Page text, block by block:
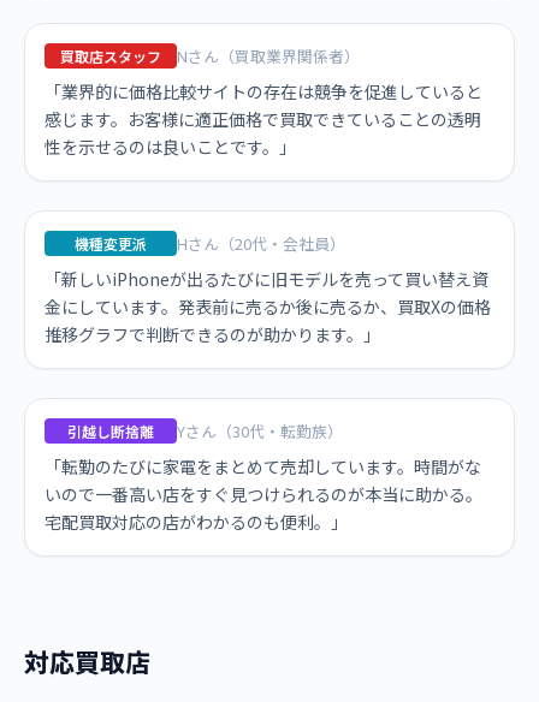
買取店スタッフ Nさん（買取業界関係者）
「業界的に価格比較サイトの存在は競争を促進していると
感じます。お客様に適正価格で買取できていることの透明
性を示せるのは良いことです。」
機種変更派 Hさん（20代・会社員）
「新しいiPhoneが出るたびに旧モデルを売って買い替え資
金にしています。発表前に売るか後に売るか、買取Xの価格
推移グラフで判断できるのが助かります。」
引越し断捨離 Yさん（30代・転勤族）
「転勤のたびに家電をまとめて売却しています。時間がな
いので一番高い店をすぐ見つけられるのが本当に助かる。
宅配買取対応の店がわかるのも便利。」
対応買取店